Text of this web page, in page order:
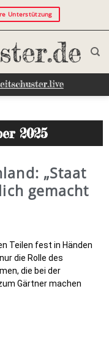
Unterstützung
2025
„Staat
gemacht
Teilen fest in Händen
die Rolle des
die bei der
Gärtner machen